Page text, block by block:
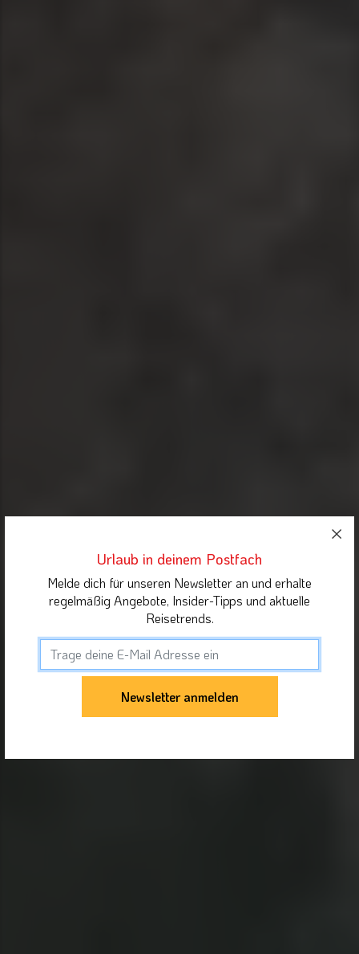
Urlaub in deinem Postfach
Melde dich für unseren Newsletter an und erhalte
regelmäßig Angebote, Insider-Tipps und aktuelle
Reisetrends.